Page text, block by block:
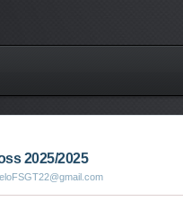
2025/2025